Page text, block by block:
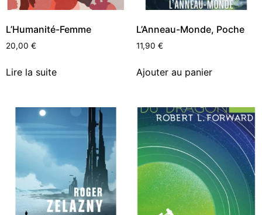
L’Humanité-Femme
20,00 €
Lire la suite
L’Anneau-Monde, Poche
11,90 €
Ajouter au panier